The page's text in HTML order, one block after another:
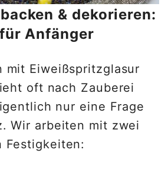
& dekorieren:
Anfänger
mit Eiweißspritzglasur
oft nach Zauberei
nur eine Frage
Wir arbeiten mit zwei
Festigkeiten: